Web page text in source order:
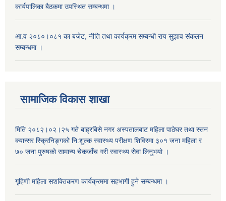
कार्यपालिका बैठकमा उपस्थित सम्बन्धमा ।
आ.व २०८०।०८१ का बजेट, नीति तथा कार्यक्रम सम्बन्धी राय सुझाव संकलन
सम्बन्धमा ।
सामाजिक विकास शाखा
मिति २०८२।०२।२५ गते बाह्रबिसे नगर अस्पतालबाट महिला पाठेघर तथा स्तन
क्यान्सर स्क्रिनिङ्गको नि:शुल्क स्वास्थ्य परीक्षण शिविरमा ३०१ जना महिला र
७० जना पुरुषको सामान्य चेकजाँच गरी स्वास्थ्य सेवा लिनुभयो ।
गृहिणी महिला सशक्तिकरण कार्यक्रममा सहभागी हुने सम्बन्धमा ।